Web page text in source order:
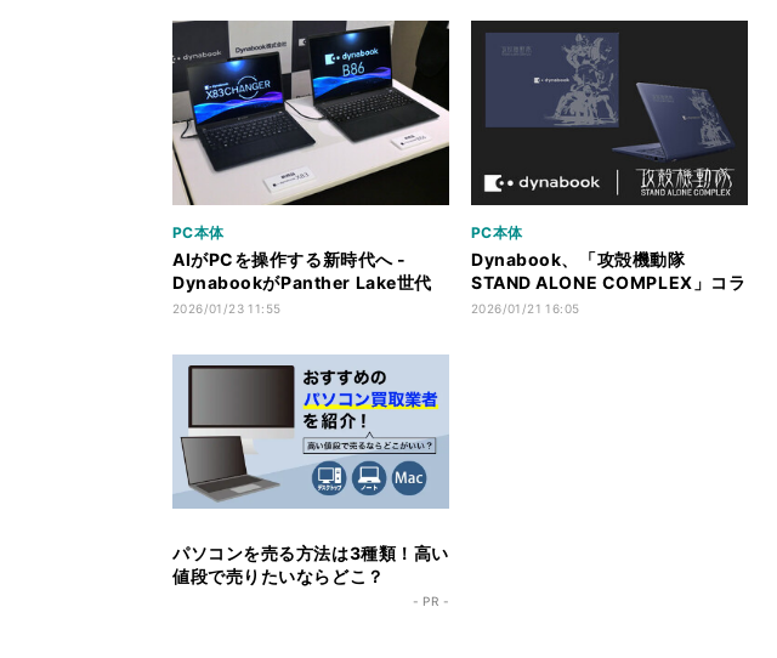
PC本体
AIがPCを操作する新時代へ -
DynabookがPanther Lake世代
の法人向けCopilot+ PC
2026/01/23 11:55
PC本体
Dynabook、「攻殻機動隊
STAND ALONE COMPLEX」コラ
ボの14型ノートPC
2026/01/21 16:05
パソコンを売る方法は3種類！高い
値段で売りたいならどこ？
- PR -